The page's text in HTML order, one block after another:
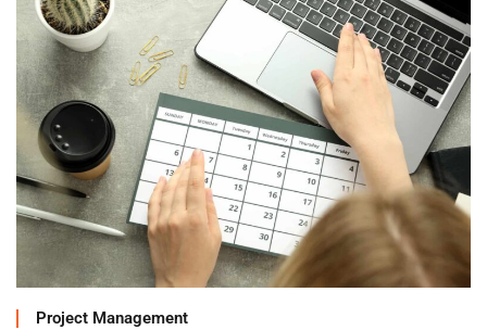
Project Management